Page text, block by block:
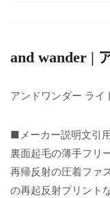
and wander |
アンドワンダー ライ
■メーカー説明文引
裏面起毛の薄手フリ
再帰反射の圧着ファ
の再起反射プリント